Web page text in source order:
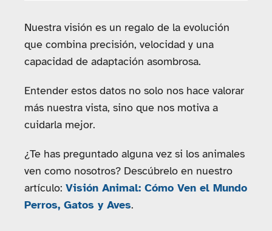
Nuestra visión es un regalo de la evolución
que combina precisión, velocidad y una
capacidad de adaptación asombrosa.
Entender estos datos no solo nos hace valorar
más nuestra vista, sino que nos motiva a
cuidarla mejor.
¿Te has preguntado alguna vez si los animales
ven como nosotros? Descúbrelo en nuestro
artículo: Visión Animal: Cómo Ven el Mundo
Perros, Gatos y Aves.